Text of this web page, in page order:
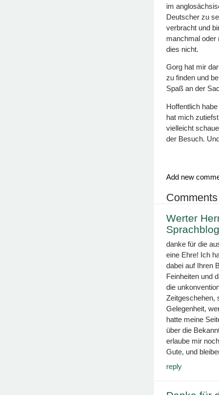
im
Deutscher zu
verbracht und
manchmal oder
dies nicht.
Gorg hat mir
zu finden und
Spaß an der
Hoffentlich
hat mich
vielleicht
der Besuch.
Add new
Comments
Werter
danke für die
eine Ehre! Ich
dabei auf Ihren
Feinheiten und
die
Zeitgeschehen,
Gelegenheit,
hatte meine
über die
erlaube mir
Gute, und
reply